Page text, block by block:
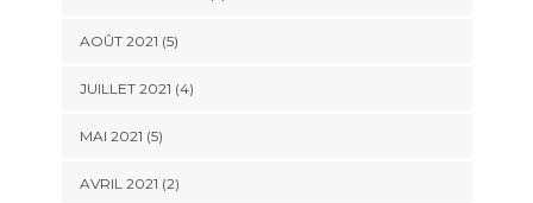
AOÛT 2021 (5)
JUILLET 2021 (4)
MAI 2021 (5)
AVRIL 2021 (2)